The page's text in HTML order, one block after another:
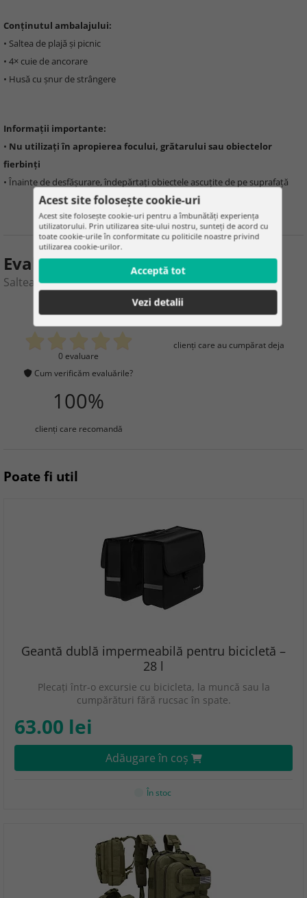
Conținutul ambalajului:
• Saltea de plajă și picnic
• 4× cuie de ancorare
• Husă cu șnur de strângere
Informații importante:
• Nu utilizați în apropierea focului, grătarului sau obiectelor
fierbinți
• Înainte de desfășurare, îndepărtați obiectele ascuțite de pe suprafață
Evaluarea produsului
Saltea de plajă și picnic - 208x208cm
0
0 evaluare
Cum verificăm evaluările?
3
clienţi care au cumpărat deja
100%
clienţi care recomandă
Poate fi util
Geantă dublă impermeabilă pentru bicicletă –
28 l
Plecați într-o excursie cu bicicleta, la muncă sau la
cumpărături fără rucsac în spate.
63.00 lei
Adăugare în coş
În stoc
Acest site folosește cookie-uri
Acest site folosește cookie-uri pentru a îmbunătăți experiența
utilizatorului. Prin utilizarea site-ului nostru, sunteți de acord cu
toate cookie-urile în conformitate cu politicile noastre privind
utilizarea cookie-urilor.
Acceptă tot
Vezi detalii